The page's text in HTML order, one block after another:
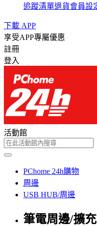
追蹤清單退貨會員設
下載 APP
享受APP專屬優惠
註冊
登入
活動館
PChome 24h購物
周邊
USB HUB/周邊
筆電周邊/擴